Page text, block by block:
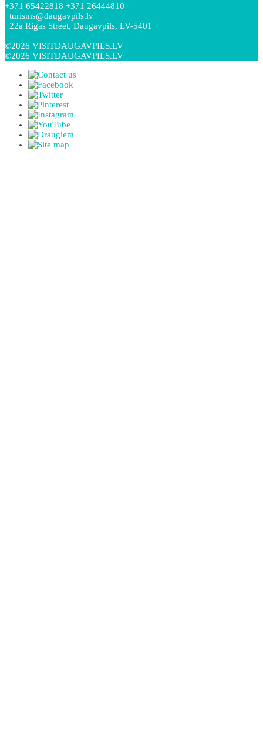
+371 65422818 +371 26444810
turisms@daugavpils.lv
22a Rigas Street, Daugavpils, LV-5401
©2026 VISITDAUGAVPILS.LV
©2026 VISITDAUGAVPILS.LV